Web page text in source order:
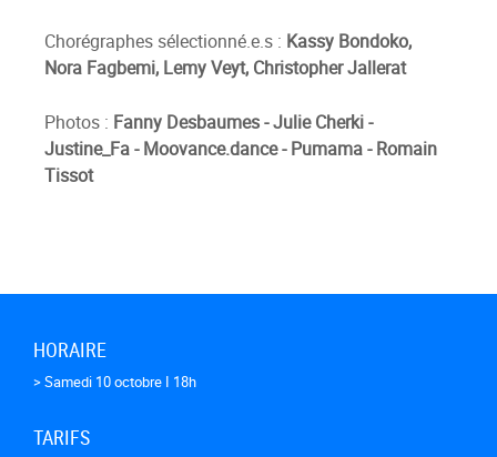
Chorégraphes sélectionné.e.s : Kassy Bondoko,
Nora Fagbemi, Lemy Veyt, Christopher Jallerat
Photos : Fanny Desbaumes - Julie Cherki -
Justine_Fa - Moovance.dance - Pumama - Romain
Tissot
HORAIRE
> Samedi 10 octobre I 18h
TARIFS